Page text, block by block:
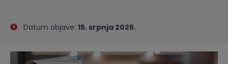
Datum objave: 15. srpnja 2025.